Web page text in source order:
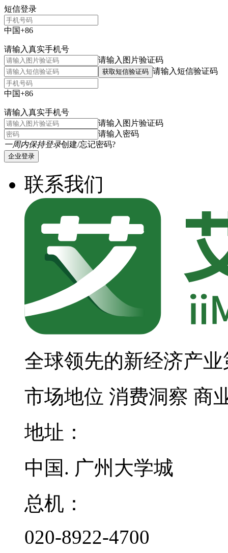
短信登录
中国+86
请输入真实手机号
请输入图片验证码
获取短信验证码 请输入短信验证码
中国+86
请输入真实手机号
请输入图片验证码
请输入密码
一周内保持登录创建/忘记密码?
企业登录
联系我们
全球领先的新经济产
市场地位 消费洞察 商
地址：
中国. 广州大学城
总机：
020-8922-4700